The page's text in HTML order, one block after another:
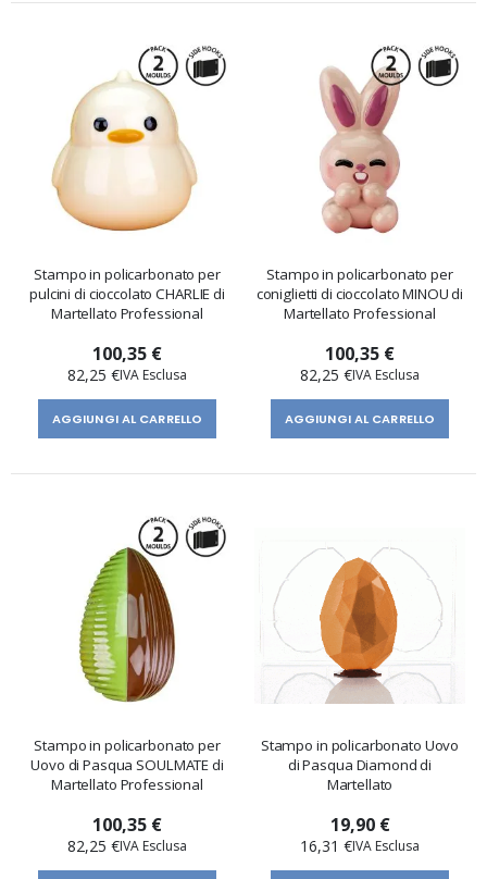
Stampo in policarbonato per
pulcini di cioccolato CHARLIE di
Martellato Professional
100,35 €
82,25 €
AGGIUNGI AL CARRELLO
Stampo in policarbonato per
coniglietti di cioccolato MINOU di
Martellato Professional
100,35 €
82,25 €
AGGIUNGI AL CARRELLO
Stampo in policarbonato per
Uovo di Pasqua SOULMATE di
Martellato Professional
100,35 €
82,25 €
Stampo in policarbonato Uovo
di Pasqua Diamond di
Martellato
19,90 €
16,31 €